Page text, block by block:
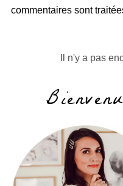
commentaires sont
Il n'y a pas